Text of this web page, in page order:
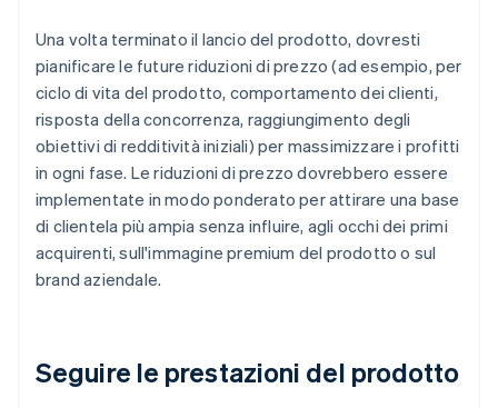
Una volta terminato il lancio del prodotto, dovresti
pianificare le future riduzioni di prezzo (ad esempio, per
ciclo di vita del prodotto, comportamento dei clienti,
risposta della concorrenza, raggiungimento degli
obiettivi di redditività iniziali) per massimizzare i profitti
in ogni fase. Le riduzioni di prezzo dovrebbero essere
implementate in modo ponderato per attirare una base
di clientela più ampia senza influire, agli occhi dei primi
acquirenti, sull'immagine premium del prodotto o sul
brand aziendale.
Seguire le prestazioni del prodotto